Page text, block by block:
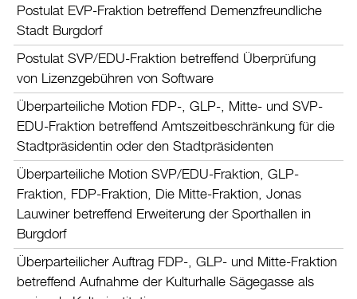
Postulat EVP-Fraktion betreffend Demenzfreundliche
Stadt Burgdorf
Postulat SVP/EDU-Fraktion betreffend Überprüfung
von Lizenzgebühren von Software
Überparteiliche Motion FDP-, GLP-, Mitte- und SVP-
EDU-Fraktion betreffend Amtszeitbeschränkung für die
Stadtpräsidentin oder den Stadtpräsidenten
Überparteiliche Motion SVP/EDU-Fraktion, GLP-
Fraktion, FDP-Fraktion, Die Mitte-Fraktion, Jonas
Lauwiner betreffend Erweiterung der Sporthallen in
Burgdorf
Überparteilicher Auftrag FDP-, GLP- und Mitte-Fraktion
betreffend Aufnahme der Kulturhalle Sägegasse als